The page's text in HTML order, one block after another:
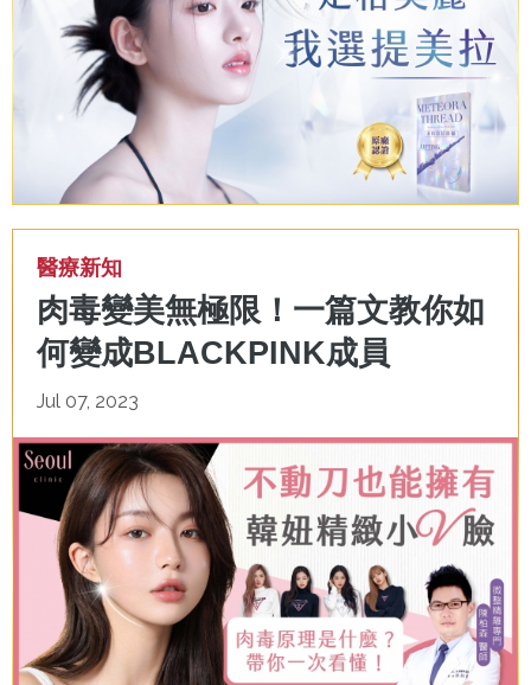
醫療新知
肉毒變美無極限！一篇文教你如
何變成BLACKPINK成員
Jul 07, 2023